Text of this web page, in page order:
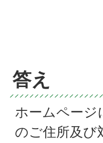
答え
ホームページ
のご住所及び